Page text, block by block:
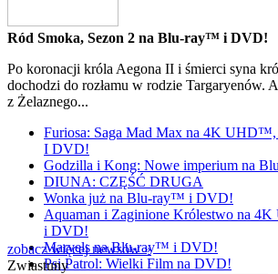
Ród Smoka, Sezon 2 na Blu-ray™ i DVD!
Po koronacji króla Aegona II i śmierci syna
dochodzi do rozłamu w rodzie Targaryenów.
z Żelaznego...
Furiosa: Saga Mad Max na 4K
I DVD!
Godzilla i Kong: Nowe imperium na
DIUNA: CZĘŚĆ DRUGA
Wonka już na Blu-ray™ i DVD!
Aquaman i Zaginione Królestwo na
i DVD!
Marvels na Blu-ray™ i DVD!
Psi Patrol: Wielki Film na DVD!
zobacz więcej newsów »
Zwiastuny